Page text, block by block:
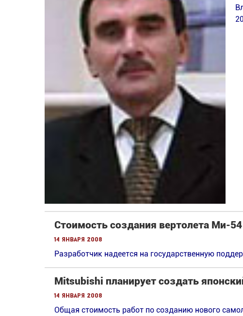
Стоимость создания вертолета Ми-
14 января 2008
Разработчик надеется на государственную
Mitsubishi планирует создать
14 января 2008
Общая стоимость работ по созданию нового